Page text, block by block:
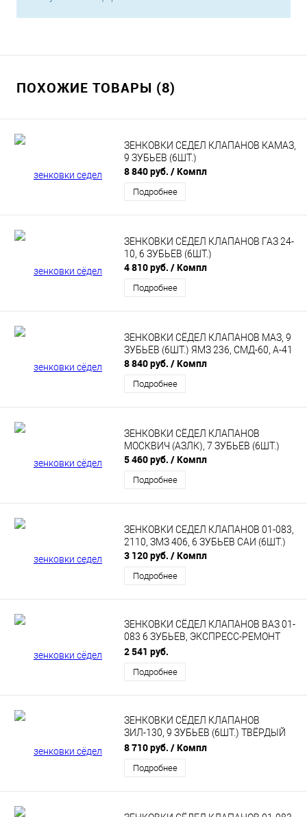
ПОХОЖИЕ ТОВАРЫ (8)
ЗЕНКОВКИ СЕДЕЛ КЛАПАНОВ КАМАЗ,
9 ЗУБЬЕВ (6ШТ.)
8 840 руб. / Компл
Подробнее
ЗЕНКОВКИ СЁДЕЛ КЛАПАНОВ ГАЗ 24-
10, 6 ЗУБЬЕВ (6ШТ.)
4 810 руб. / Компл
Подробнее
ЗЕНКОВКИ СЁДЕЛ КЛАПАНОВ МАЗ, 9
ЗУБЬЕВ (6ШТ.) ЯМЗ 236, СМД-60, А-41
8 840 руб. / Компл
Подробнее
ЗЕНКОВКИ СЁДЕЛ КЛАПАНОВ
МОСКВИЧ (АЗЛК), 7 ЗУБЬЕВ (6ШТ.)
5 460 руб. / Компл
Подробнее
ЗЕНКОВКИ СЕДЕЛ КЛАПАНОВ 01-083,
2110, ЗМЗ 406, 6 ЗУБЬЕВ САИ (6ШТ.)
3 120 руб. / Компл
Подробнее
ЗЕНКОВКИ СЁДЕЛ КЛАПАНОВ ВАЗ 01-
083 6 ЗУБЬЕВ, ЭКСПРЕСС-РЕМОНТ
САИ (2ШТ.)
2 541 руб.
Подробнее
ЗЕНКОВКИ СЁДЕЛ КЛАПАНОВ
ЗИЛ-130, 9 ЗУБЬЕВ (6ШТ.) ТВЁРДЫЙ
СПЛАВ
8 710 руб. / Компл
Подробнее